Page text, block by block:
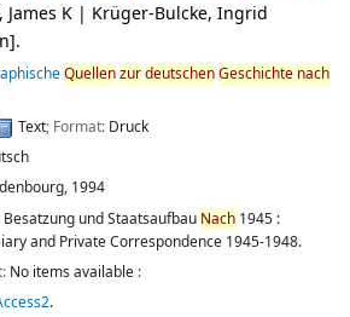
James K| Krüger-Bulcke, Ingrid
.
QuellenzurdeutschenGeschichte nach
Text; Format: Druck
1994
Besatzung und Staatsaufbau Nach1945 :
and Private Correspondence 1945-1948.
No items available :
.